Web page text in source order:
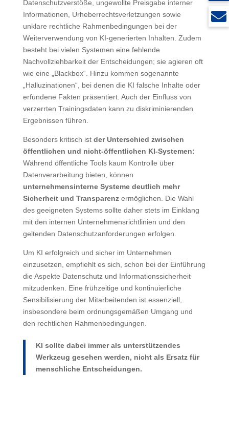
Datenschutzverstöße, ungewollte Preisgabe interner
Informationen, Urheberrechtsverletzungen sowie
unklare rechtliche Rahmenbedingungen bei der
Weiterverwendung von KI-generierten Inhalten. Zudem
besteht bei vielen Systemen eine fehlende
Nachvollziehbarkeit der Entscheidungen; sie agieren oft
wie eine „Blackbox“. Hinzu kommen sogenannte
„Halluzinationen“, bei denen die KI falsche Inhalte oder
erfundene Fakten präsentiert. Auch der Einfluss von
verzerrten Trainingsdaten kann zu diskriminierenden
Ergebnissen führen.
Besonders kritisch ist der Unterschied zwischen
öffentlichen und nicht-öffentlichen KI-Systemen:
Während öffentliche Tools kaum Kontrolle über
Datenverarbeitung bieten, können
unternehmensinterne Systeme deutlich mehr
Sicherheit und Transparenzermöglichen. Die Wahl
des geeigneten Systems sollte daher stets im Einklang
mit den internen Unternehmensrichtlinien und den
geltenden Datenschutzanforderungen erfolgen.
Um KI erfolgreich und sicher im Unternehmen
einzusetzen, empfiehlt es sich, schon bei der Einführung
die Aspekte Datenschutz und Informationssicherheit
mitzudenken. Eine frühzeitige und kontinuierliche
Sensibilisierung der Mitarbeitenden ist essenziell,
insbesondere beim ordnungsgemäßen Umgang und
den rechtlichen Rahmenbedingungen.
KI sollte dabei immer als unterstützendes
Werkzeug gesehen werden, nicht als Ersatz für
menschliche Entscheidungen.